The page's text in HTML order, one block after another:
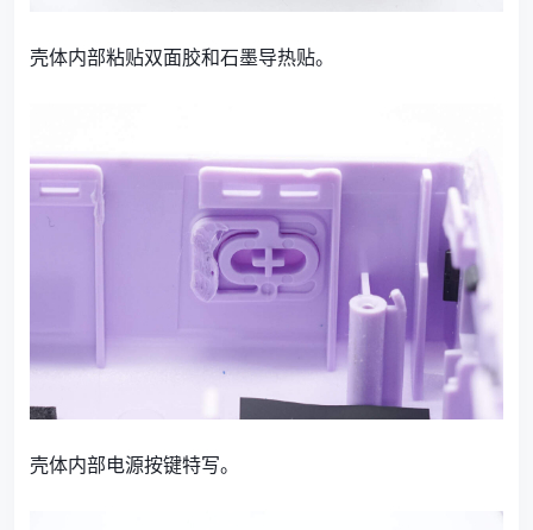
壳体内部粘贴双面胶和石墨导热贴。
壳体内部电源按键特写。